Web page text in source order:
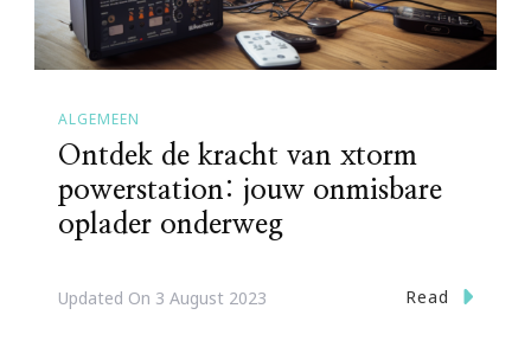
ALGEMEEN
Ontdek de kracht van xtorm
powerstation: jouw onmisbare
oplader onderweg
Updated On 3 August 2023 Read